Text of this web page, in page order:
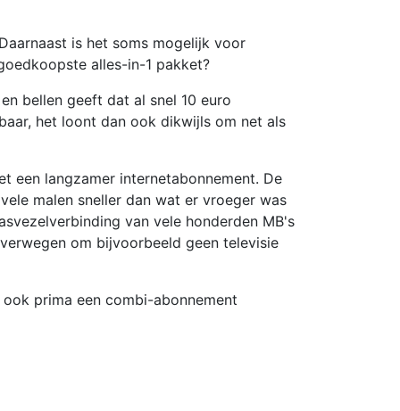
is het soms mogelijk voor
alles-in-1 pakket?
bellen geeft dat al snel 10 euro
het loont dan ook dikwijls om net als
een langzamer internetabonnement. De
malen sneller dan wat er vroeger was
van vele honderden MB's
om bijvoorbeeld geen televisie
prima een combi-abonnement